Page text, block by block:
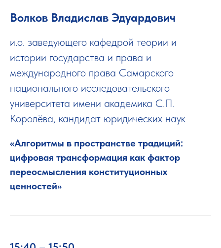
Волков Владислав Эдуардович
и.о. заведующего кафедрой теории и
истории государства и права и
международного права Самарского
национального исследовательского
университета имени академика С.П.
Королёва, кандидат юридических наук
«Алгоритмы в пространстве традиций:
цифровая трансформация как фактор
переосмысления конституционных
ценностей»